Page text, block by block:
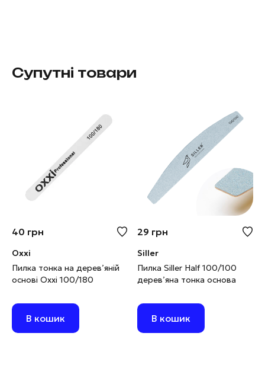
Супутні товари
40 грн
Oxxi
Пилка тонка на дерев’яній
основі Oxxi 100/180
В кошик
29 грн
Siller
Пилка Siller Half 100/100
дерев’яна тонка основа
В кошик